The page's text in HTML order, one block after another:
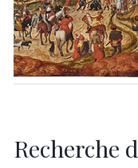
Recherche